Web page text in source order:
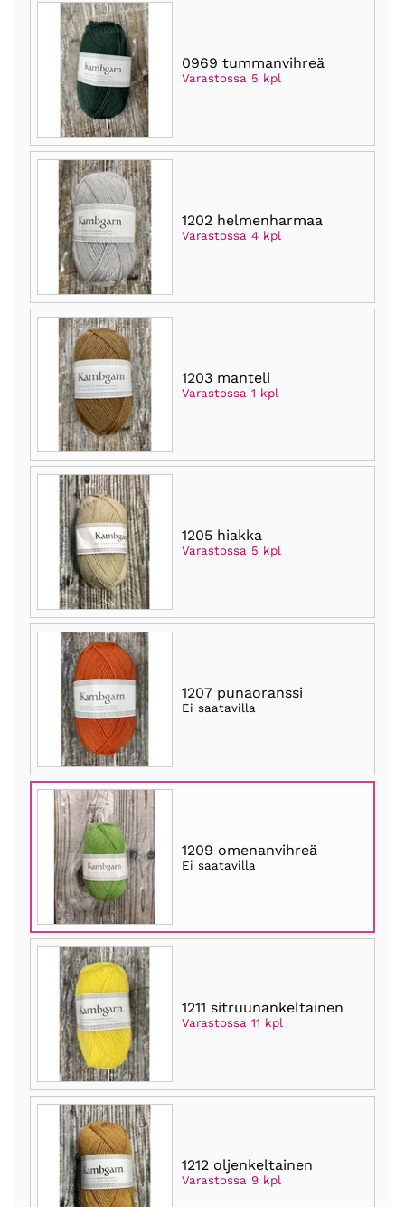
0969 tummanvihreä
Varastossa 5 kpl
1202 helmenharmaa
Varastossa 4 kpl
1203 manteli
Varastossa 1 kpl
1205 hiakka
Varastossa 5 kpl
1207 punaoranssi
Ei saatavilla
1209 omenanvihreä
Ei saatavilla
1211 sitruunankeltainen
Varastossa 11 kpl
1212 oljenkeltainen
Varastossa 9 kpl